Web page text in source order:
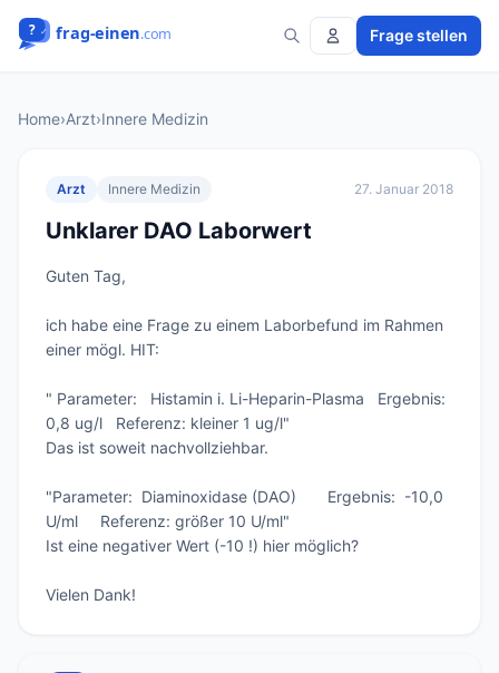
Frage stellen
Home›Arzt›Innere Medizin
Arzt Innere Medizin 27. Januar 2018
Unklarer DAO Laborwert
Guten Tag,
ich habe eine Frage zu einem Laborbefund im Rahmen
einer mögl. HIT:
" Parameter:   Histamin i. Li-Heparin-Plasma   Ergebnis:
0,8 ug/l   Referenz: kleiner 1 ug/l"
Das ist soweit nachvollziehbar.
"Parameter:  Diaminoxidase (DAO)       Ergebnis:  -10,0
U/ml     Referenz: größer 10 U/ml"
Ist eine negativer Wert (-10 !) hier möglich?